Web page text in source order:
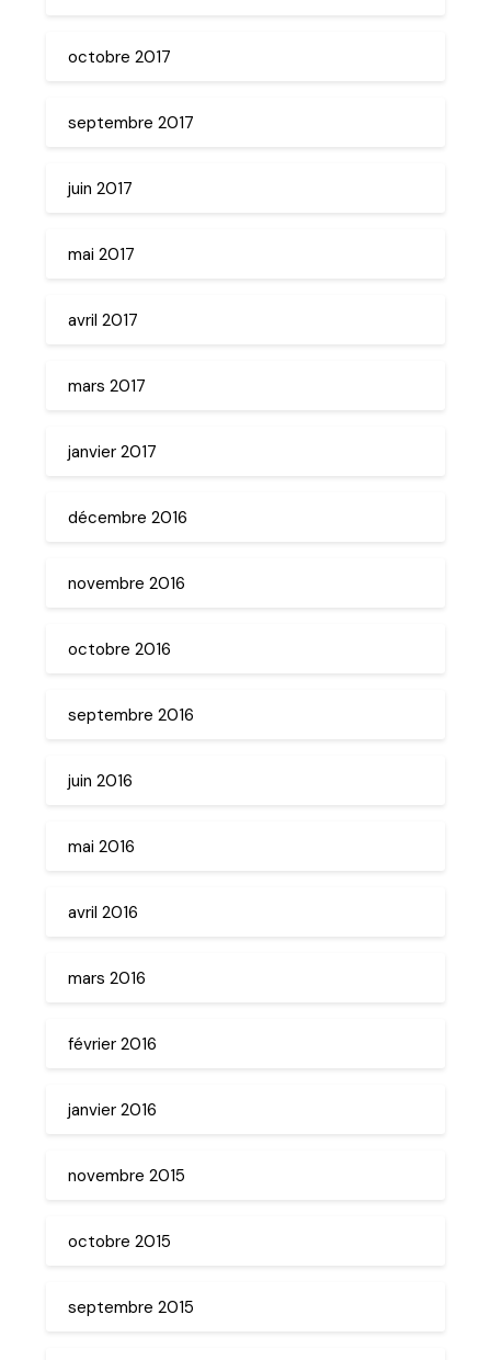
octobre 2017
septembre 2017
juin 2017
mai 2017
avril 2017
mars 2017
janvier 2017
décembre 2016
novembre 2016
octobre 2016
septembre 2016
juin 2016
mai 2016
avril 2016
mars 2016
février 2016
janvier 2016
novembre 2015
octobre 2015
septembre 2015